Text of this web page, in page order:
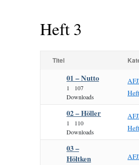
Heft 3
Titel
01 – Nutto
1
107
Downloads
02 – Höller
1
110
Downloads
03 –
Höltken